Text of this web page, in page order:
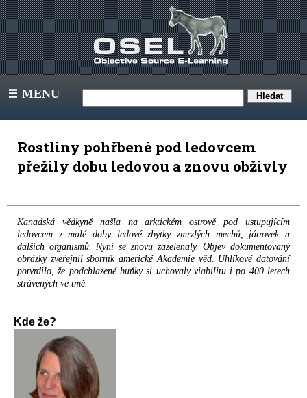
III MENU
Rostliny pohřbené pod ledovcem
přežily dobu ledovou a znovu obživly
Kanadská vědkyně našla na arktickém ostrově pod ustupujícím
ledovcem z malé doby ledové zbytky zmrzlých mechů, játrovek a
dalších organismů. Nyní se znovu zazelenaly. Objev dokumentovaný
obrázky zveřejnil sborník americké Akademie věd. Uhlíkové datování
potvrdilo, že podchlazené buňky si uchovaly viabilitu i po 400 letech
strávených ve tmě.
Kde že?